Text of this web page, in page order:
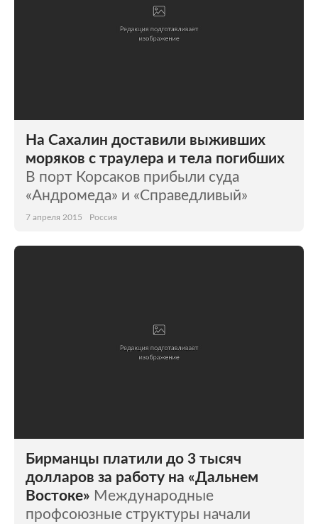
На Сахалин доставили выживших
моряков с траулера и тела погибших
В порт Корсаков прибыли суда
«Андромеда» и «Справедливый»
7 апреля 2015 Россия
Бирманцы платили до 3 тысяч
долларов за работу на «Дальнем
Востоке» Международные
профсоюзные структуры начали